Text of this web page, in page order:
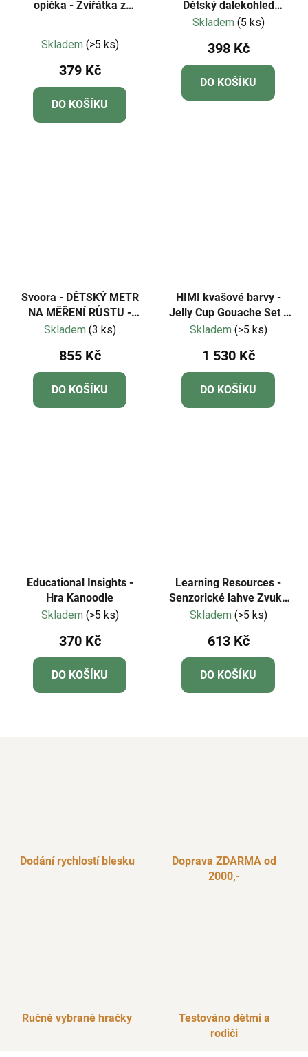
opička - Zvířátka z
hodnocení
produktu
je
4,3
z
Skladem (>5 ks)
379 Kč
DO KOŠÍKU
Dětský dalekohled
GeoSafari® Jr.
Skladem (5 ks)
398 Kč
DO KOŠÍKU
Svoora - DĚTSKÝ METR
NA MĚŘENÍ RŮSTU -
PANDA
Skladem (3 ks)
855 Kč
DO KOŠÍKU
HIMI kvašové barvy -
Jelly Cup Gouache Set -
56 Colours (White Case
Skladem (>5 ks)
1 530 Kč
DO KOŠÍKU
Educational Insights -
Hra Kanoodle
Skladem (>5 ks)
370 Kč
DO KOŠÍKU
Learning Resources -
Senzorické lahve Zvuky
deště
Skladem (>5 ks)
613 Kč
DO KOŠÍKU
Dodání rychlostí blesku
Doprava ZDARMA od
2000,-
Ručně vybrané hračky
Testováno dětmi a
rodiči